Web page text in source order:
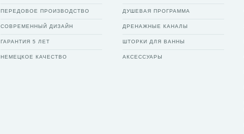
ПЕРЕДОВОЕ ПРОИЗВОДСТВО
СОВРЕМЕННЫЙ ДИЗАЙН
ГАРАНТИЯ 5 ЛЕТ
НЕМЕЦКОЕ КАЧЕСТВО
ДУШЕВАЯ ПРОГРАММА
ДРЕНАЖНЫЕ КАНАЛЫ
ШТОРКИ ДЛЯ ВАННЫ
АКСЕССУАРЫ